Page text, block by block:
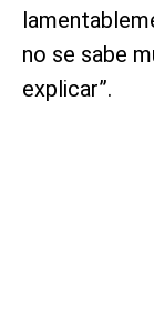
no se sabe
explicar”.